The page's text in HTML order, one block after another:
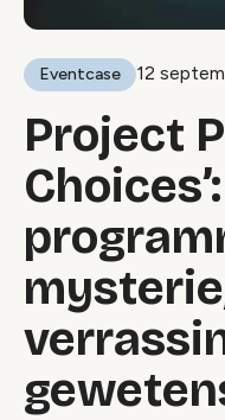
Eventcase 12
Project